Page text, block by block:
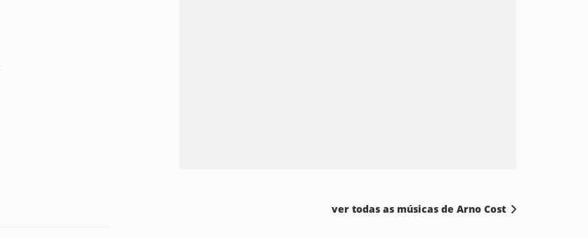
ver todas as músicas de Arno Cost